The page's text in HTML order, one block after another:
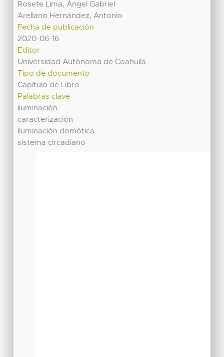
Rosete Lima, Ángel Gabriel
Arellano Hernández, Antonio
Fecha de publicación
2020-06-16
Editor
Universidad Autónoma de Coahuila
Tipo de documento
Capítulo de Libro
Palabras clave
iluminación
caracterización
iluminación domótica
sistema circadiano